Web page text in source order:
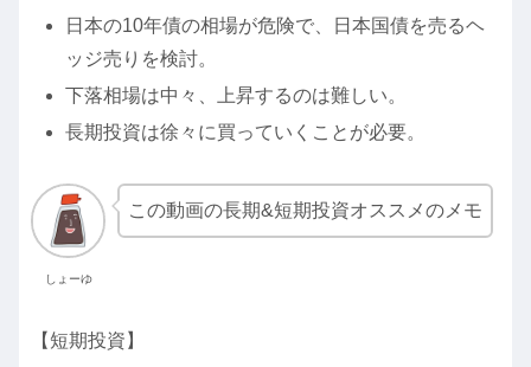
日本の10年債の相場が危険で、日本国債を売るヘ
ッジ売りを検討。
下落相場は中々、上昇するのは難しい。
長期投資は徐々に買っていくことが必要。
しょーゆ
この動画の長期&短期投資オススメのメモ
【短期投資】